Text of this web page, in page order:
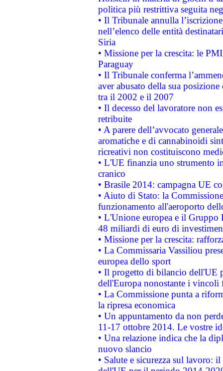
politica più restrittiva seguita
• Il Tribunale annulla
nell’elenco delle entità
Siria
• Missione per la crescita: le
Paraguay
• Il Tribunale conferma
aver abusato della sua
tra il 2002 e il 2007
• Il decesso del lavoratore non
retribuite
• A parere dell’avvocato
aromatiche e di cannabinoidi
ricreativi non costituiscono
• L'UE finanzia uno strumento
cranico
• Brasile 2014: campagna UE
• Aiuto di Stato: la
funzionamento all'aeroporto
• L'Unione europea e il
48 miliardi di euro di
• Missione per la crescita:
• La Commissaria Vassiliou
europea dello sport
• Il progetto di bilancio dell'UE
dell'Europa nonostante i vincoli
• La Commissione punta a
la ripresa economica
• Un appuntamento da non
11-17 ottobre 2014. Le vostre
• Una relazione indica che la
nuovo slancio
• Salute e sicurezza sul lavoro: